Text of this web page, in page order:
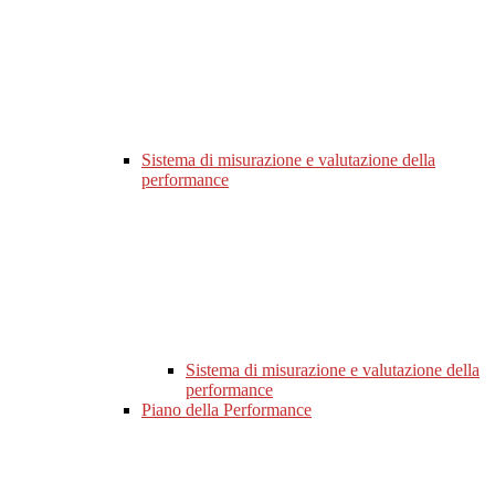
Sistema di misurazione e valutazione della
performance
Sistema di misurazione e valutazione della
performance
Piano della Performance